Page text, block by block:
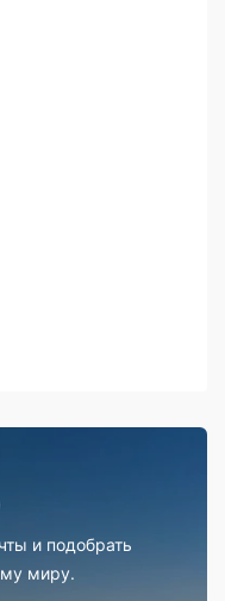
и подобрать
миру.